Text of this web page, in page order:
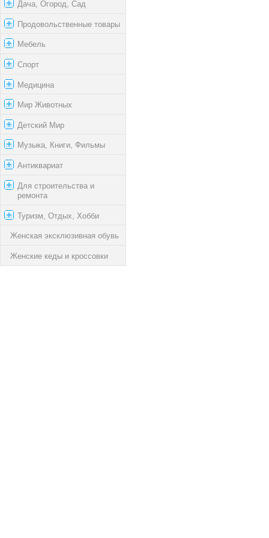
Дача, Огород, Сад
Продовольственные товары
Мебель
Спорт
Медицина
Мир Животных
Детский Мир
Музыка, Книги, Фильмы
Антиквариат
Для строительства и
ремонта
Туризм, Отдых, Хобби
Женская эксклюзивная обувь
Женские кеды и кроссовки